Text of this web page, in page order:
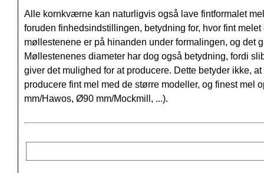
Alle kornkværne kan naturligvis også lave fintformalet
foruden finhedsindstillingen, betydning for, hvor fint
møllestenene er på hinanden under formalingen, og det
Møllestenenes diameter har dog også betydning, fordi
giver det mulighed for at producere. Dette betyder ikke,
producere fint mel med de større modeller, og finest
mm/Hawos, Ø90 mm/Mockmill, ...).